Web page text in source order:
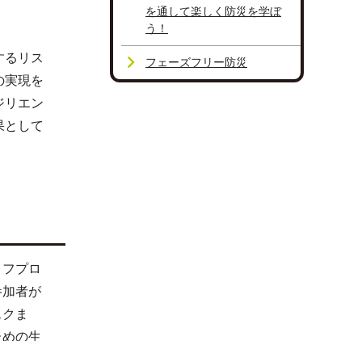
るリス
実現を
リエン
として
プロ
者が
ま
の生
を通して楽しく防災を学ぼ
う！
フェーズフリー防災